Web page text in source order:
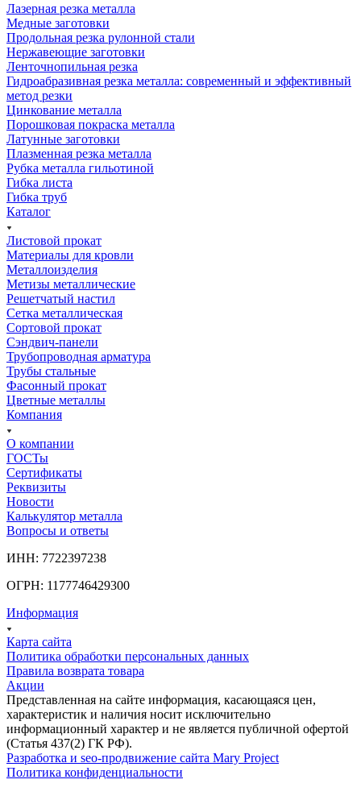
Лазерная резка металла
Медные заготовки
Продольная резка рулонной стали
Нержавеющие заготовки
Ленточнопильная резка
Гидроабразивная резка металла: современный и эффективный
метод резки
Цинкование металла
Порошковая покраска металла
Латунные заготовки
Плазменная резка металла
Рубка металла гильотиной
Гибка листа
Гибка труб
Каталог
Листовой прокат
Материалы для кровли
Металлоизделия
Метизы металлические
Решетчатый настил
Сетка металлическая
Сортовой прокат
Сэндвич-панели
Трубопроводная арматура
Трубы стальные
Фасонный прокат
Цветные металлы
Компания
О компании
ГОСТы
Сертификаты
Реквизиты
Новости
Калькулятор металла
Вопросы и ответы
ИНН: 7722397238
ОГРН: 1177746429300
Информация
Карта сайта
Политика обработки персональных данных
Правила возврата товара
Акции
Представленная на сайте информация, касающаяся цен,
характеристик и наличия носит исключительно
информационный характер и не является публичной офертой
(Статья 437(2) ГК РФ).
Разработка и seo-продвижение сайта Mary Project
Политика конфиденциальности